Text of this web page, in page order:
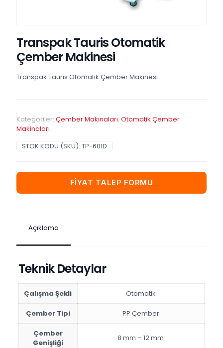
Transpak Tauris Otomatik
Çember Makinesi
Transpak Tauris Otomatik Çember Makinesi
Kategoriler: Çember Makinaları, Otomatik Çember
Makinaları
STOK KODU (SKU): TP-601D
FİYAT TALEP FORMU
Açıklama
Teknik Detaylar
Çalışma Şekli Otomatik
Çember Tipi PP Çember
Çember
Genişliği
8 mm – 12 mm